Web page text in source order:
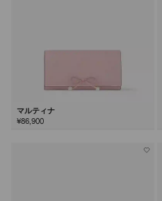
マルティナ
¥86,900